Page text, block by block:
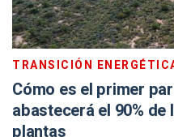
TRANSICIÓN
Cómo es el primer
abastecerá el 90% de
plantas